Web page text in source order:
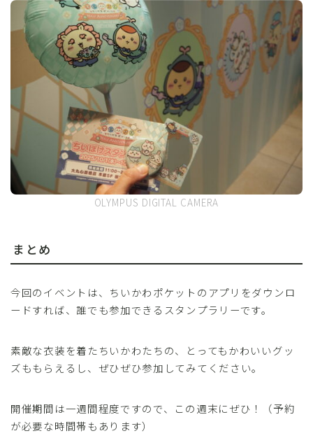
OLYMPUS DIGITAL CAMERA
まとめ
今回のイベントは、ちいかわポケットのアプリをダウンロ
ードすれば、誰でも参加できるスタンプラリーです。
素敵な衣装を着たちいかわたちの、とってもかわいいグッ
ズももらえるし、ぜひぜひ参加してみてください。
開催期間は一週間程度ですので、この週末にぜひ！（予約
が必要な時間帯もあります）